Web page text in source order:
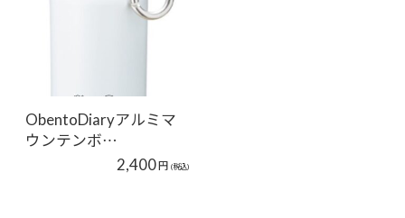
ObentoDiaryアルミマ
ウンテンボ…
2,400円 (税込)